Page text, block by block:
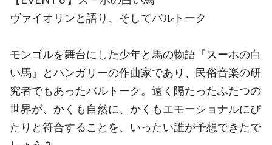
ヴァイオリンと語り、そしてバルトーク
モンゴルを舞台にした少年と馬の物語『スーホの白
い馬』とハンガリーの作曲家であり、民俗音楽の研
究者でもあったバルトーク。遠く隔たったふたつの
世界が、かくも自然に、かくもエモーショナルにぴ
たりと符合することを、いったい誰が予想できたで